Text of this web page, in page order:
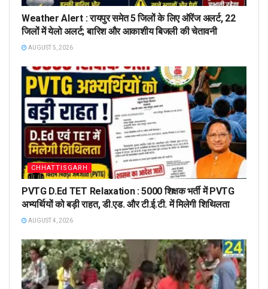
Weather Alert : रायपुर समेत 5 जिलों के लिए ऑरेंज अलर्ट, 22
जिलों में येलो अलर्ट; बारिश और आकाशीय बिजली की चेतावनी
AUGUST 5, 2026
CHHATTISGARH
PVTG D.Ed TET Relaxation : 5000 शिक्षक भर्ती में PVTG
अभ्यर्थियों को बड़ी राहत, डी.एड. और टी.ई.टी. में मिलेगी शिथिलता
AUGUST 4, 2026